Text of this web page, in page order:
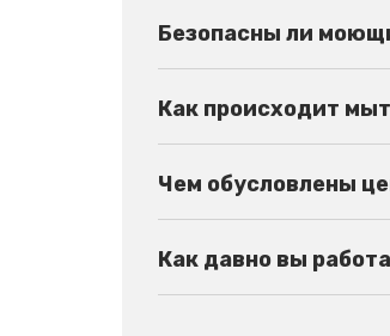
Безопасны ли
Как происходит
Чем обусловлены
Как давно вы